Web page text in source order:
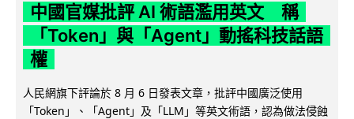
中國官媒批評 AI 術語濫用英文 稱
「Token」與「Agent」動搖科技話語
權
人民網旗下評論於 8 月 6 日發表文章，批評中國廣泛使用
「Token」、「Agent」及「LLM」等英文術語，認為做法侵蝕